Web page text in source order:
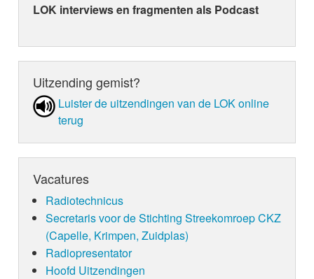
LOK interviews en fragmenten als Podcast
Uitzending gemist?
Luister de uit­zen­din­gen van de LOK online
terug
Vacatures
Radiotechnicus
Secretaris voor de Stichting Streekomroep CKZ
(Capelle, Krimpen, Zuidplas)
Radiopresentator
Hoofd Uitzendingen